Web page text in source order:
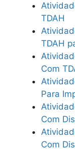
TDAH
TDAH
Com
Para
Com
Com